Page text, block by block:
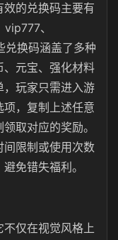
效的兑换码主要有
、
换码涵盖了多种
、元宝、强化材料
玩家只需进入游
，复制上述任意
取对应的奖励。
限制或使用次数
免错失福利。
仅在视觉风格上